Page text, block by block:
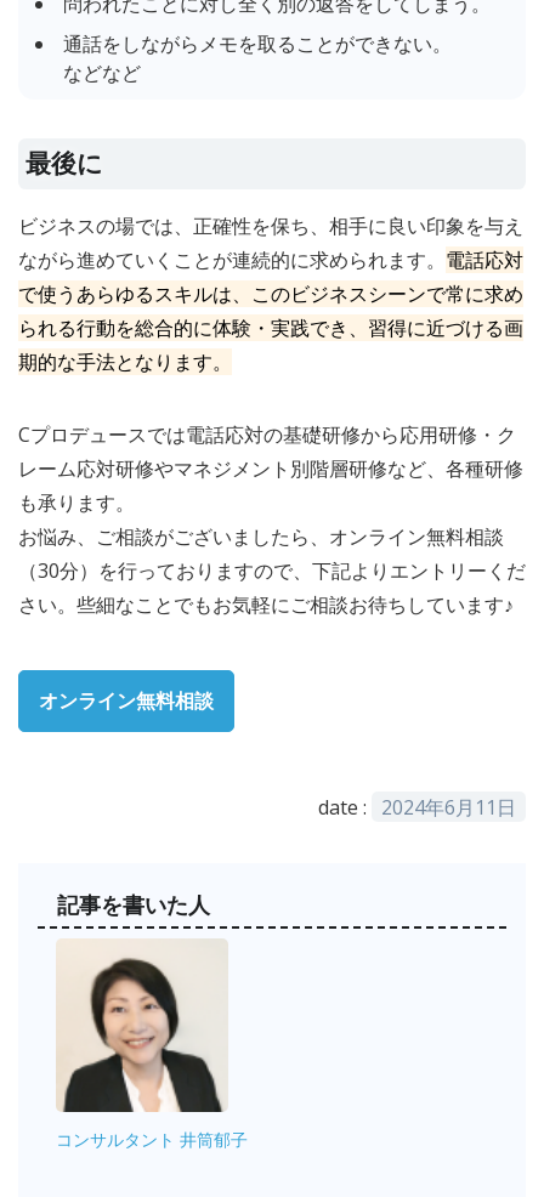
通話をしながらメモを取ることができない。
などなど
最後に
ビジネスの場では、正確性を保ち、相手に良い印象を与え
ながら進めていくことが連続的に求められます。 電話応対
で使うあらゆるスキルは、このビジネスシーンで常に求め
られる行動を総合的に体験・実践でき、習得に近づける画
期的な手法となります。
Cプロデュースでは電話応対の基礎研修から応用研修・ク
レーム応対研修やマネジメント別階層研修など、各種研修
も承ります。
お悩み、ご相談がございましたら、オンライン無料相談
（30分）を行っておりますので、下記よりエントリーくだ
さい。些細なことでもお気軽にご相談お待ちしています♪
オンライン無料相談
date : 2024年6月11日
記事を書いた人
コンサルタント 井筒郁子